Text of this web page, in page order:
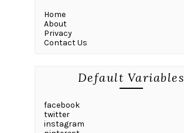
Home
About
Privacy
Contact Us
Default Variables
facebook
twitter
instagram